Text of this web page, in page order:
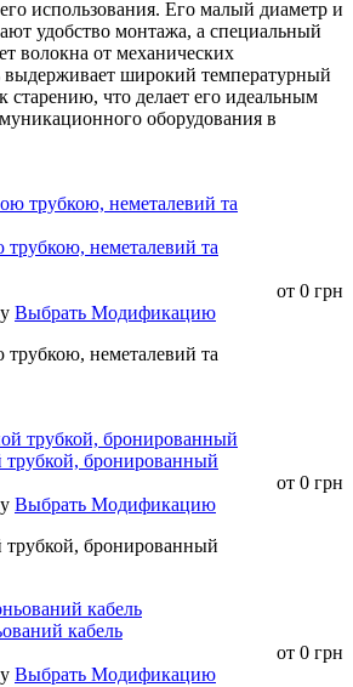
использования. Его малый диаметр и
удобство монтажа, а специальный
волокна от механических
широкий температурный
старению, что делает его идеальным
оборудования в
трубкою, неметалевий та
от 0 грн
Выбрать Модификацию
трубкою, неметалевий та
трубкой, бронированный
от 0 грн
Выбрать Модификацию
трубкой, бронированный
кабель
от 0 грн
Выбрать Модификацию